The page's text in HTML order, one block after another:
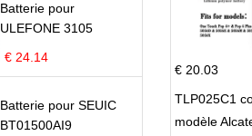
Batterie pour
ULEFONE 3105
€ 24.14
Batterie pour SEUIC
BT01500AI9
€ 20.03
TLP025C1
modèle